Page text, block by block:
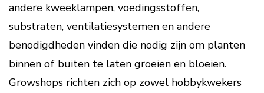
andere kweeklampen, voedingsstoffen,
substraten, ventilatiesystemen en andere
benodigdheden vinden die nodig zijn om planten
binnen of buiten te laten groeien en bloeien.
Growshops richten zich op zowel hobbykwekers